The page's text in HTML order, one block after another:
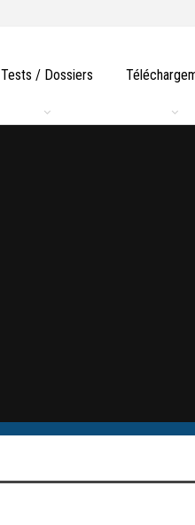
Tests / Dossiers